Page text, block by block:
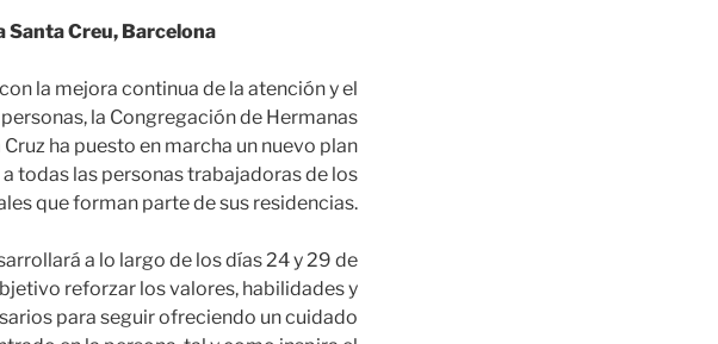
Santa Creu, Barcelona
la mejora continua de la atención y el
la Congregación de Hermanas
ha puesto en marcha un nuevo plan
todas las personas trabajadoras de los
que forman parte de sus residencias.
a lo largo de los días 24 y 29 de
reforzar los valores, habilidades y
para seguir ofreciendo un cuidado